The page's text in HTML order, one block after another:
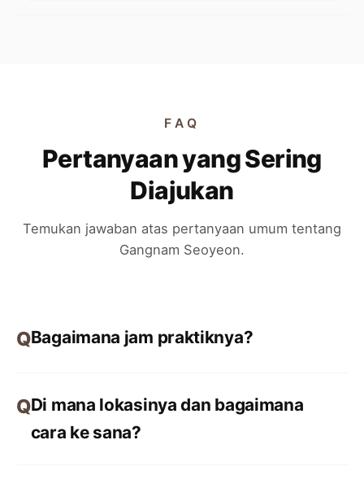
FAQ
Pertanyaan yang Sering
Diajukan
Temukan jawaban atas pertanyaan umum tentang
Gangnam Seoyeon.
Bagaimana jam praktiknya?
Di mana lokasinya dan bagaimana
cara ke sana?